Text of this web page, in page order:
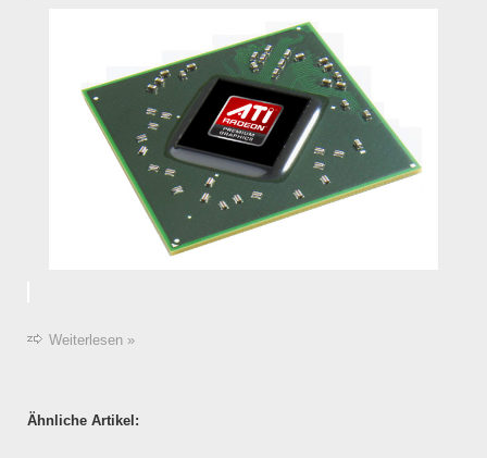
Weiterlesen »
Ähnliche Artikel: